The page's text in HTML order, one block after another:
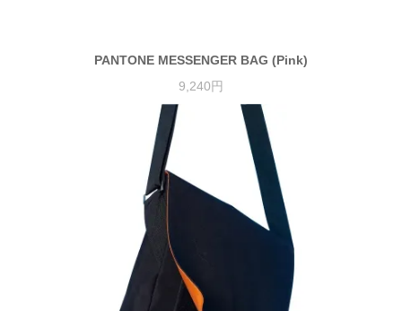
PANTONE MESSENGER BAG (Pink)
9,240円